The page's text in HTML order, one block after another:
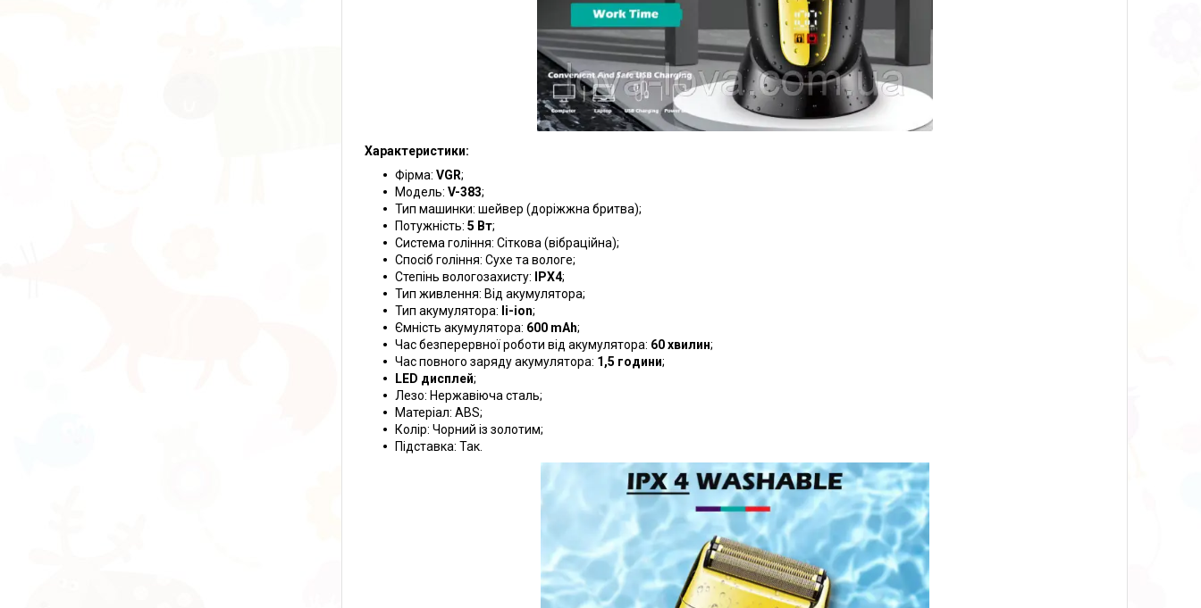
Характеристики:
Фірма: VGR;
Модель: V-383;
Тип машинки: шейвер (доріжжна бритва);
Потужність: 5 Вт;
Система гоління: Сіткова (вібраційна);
Спосіб гоління: Сухе та вологе;
Cтепінь вологозахисту:
IPX4;
Тип живлення: Від акумулятора;
Тип акумулятора: li-ion;
Ємність акумулятора: 600 mAh;
Час безперервної роботи від акумулятора: 60 хвилин;
Час повного заряду акумулятора: 1,5 години;
LED дисплей;
Лезо: Нержавіюча сталь;
Матеріал: АВS;
Колір: Чорний із золотим;
Підставка: Так.